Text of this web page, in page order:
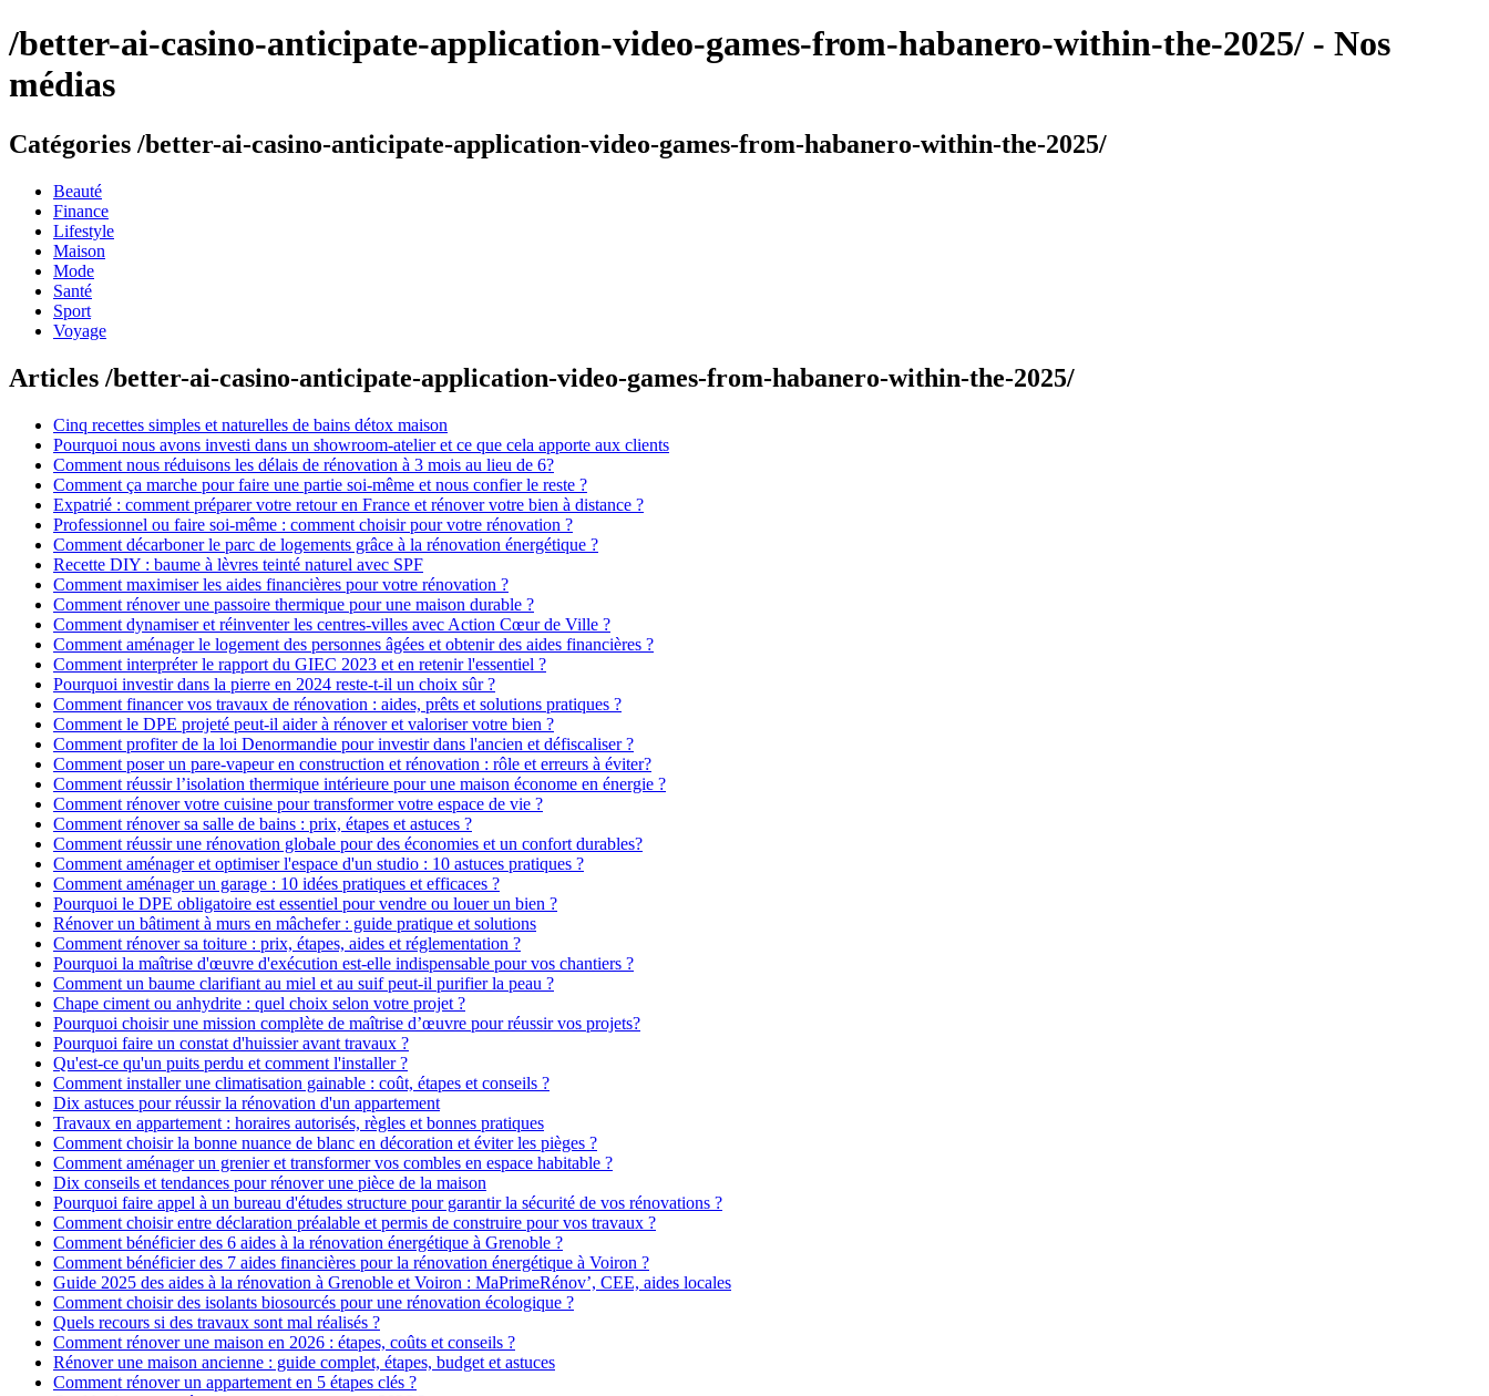
/better-ai-casino-anticipate-application-video-games-from-habanero-within-the-2025/ - Nos
médias
Catégories /better-ai-casino-anticipate-application-video-games-from-habanero-within-the-2025/
Beauté
Finance
Lifestyle
Maison
Mode
Santé
Sport
Voyage
Articles /better-ai-casino-anticipate-application-video-games-from-habanero-within-the-2025/
Cinq recettes simples et naturelles de bains détox maison
Pourquoi nous avons investi dans un showroom-atelier et ce que cela apporte aux clients
Comment nous réduisons les délais de rénovation à 3 mois au lieu de 6?
Comment ça marche pour faire une partie soi-même et nous confier le reste ?
Expatrié : comment préparer votre retour en France et rénover votre bien à distance ?
Professionnel ou faire soi-même : comment choisir pour votre rénovation ?
Comment décarboner le parc de logements grâce à la rénovation énergétique ?
Recette DIY : baume à lèvres teinté naturel avec SPF
Comment maximiser les aides financières pour votre rénovation ?
Comment rénover une passoire thermique pour une maison durable ?
Comment dynamiser et réinventer les centres-villes avec Action Cœur de Ville ?
Comment aménager le logement des personnes âgées et obtenir des aides financières ?
Comment interpréter le rapport du GIEC 2023 et en retenir l'essentiel ?
Pourquoi investir dans la pierre en 2024 reste-t-il un choix sûr ?
Comment financer vos travaux de rénovation : aides, prêts et solutions pratiques ?
Comment le DPE projeté peut-il aider à rénover et valoriser votre bien ?
Comment profiter de la loi Denormandie pour investir dans l'ancien et défiscaliser ?
Comment poser un pare-vapeur en construction et rénovation : rôle et erreurs à éviter?
Comment réussir l’isolation thermique intérieure pour une maison économe en énergie ?
Comment rénover votre cuisine pour transformer votre espace de vie ?
Comment rénover sa salle de bains : prix, étapes et astuces ?
Comment réussir une rénovation globale pour des économies et un confort durables?
Comment aménager et optimiser l'espace d'un studio : 10 astuces pratiques ?
Comment aménager un garage : 10 idées pratiques et efficaces ?
Pourquoi le DPE obligatoire est essentiel pour vendre ou louer un bien ?
Rénover un bâtiment à murs en mâchefer : guide pratique et solutions
Comment rénover sa toiture : prix, étapes, aides et réglementation ?
Pourquoi la maîtrise d'œuvre d'exécution est-elle indispensable pour vos chantiers ?
Comment un baume clarifiant au miel et au suif peut-il purifier la peau ?
Chape ciment ou anhydrite : quel choix selon votre projet ?
Pourquoi choisir une mission complète de maîtrise d’œuvre pour réussir vos projets?
Pourquoi faire un constat d'huissier avant travaux ?
Qu'est-ce qu'un puits perdu et comment l'installer ?
Comment installer une climatisation gainable : coût, étapes et conseils ?
Dix astuces pour réussir la rénovation d'un appartement
Travaux en appartement : horaires autorisés, règles et bonnes pratiques
Comment choisir la bonne nuance de blanc en décoration et éviter les pièges ?
Comment aménager un grenier et transformer vos combles en espace habitable ?
Dix conseils et tendances pour rénover une pièce de la maison
Pourquoi faire appel à un bureau d'études structure pour garantir la sécurité de vos rénovations ?
Comment choisir entre déclaration préalable et permis de construire pour vos travaux ?
Comment bénéficier des 6 aides à la rénovation énergétique à Grenoble ?
Comment bénéficier des 7 aides financières pour la rénovation énergétique à Voiron ?
Guide 2025 des aides à la rénovation à Grenoble et Voiron : MaPrimeRénov’, CEE, aides locales
Comment choisir des isolants biosourcés pour une rénovation écologique ?
Quels recours si des travaux sont mal réalisés ?
Comment rénover une maison en 2026 : étapes, coûts et conseils ?
Rénover une maison ancienne : guide complet, étapes, budget et astuces
Comment rénover un appartement en 5 étapes clés ?